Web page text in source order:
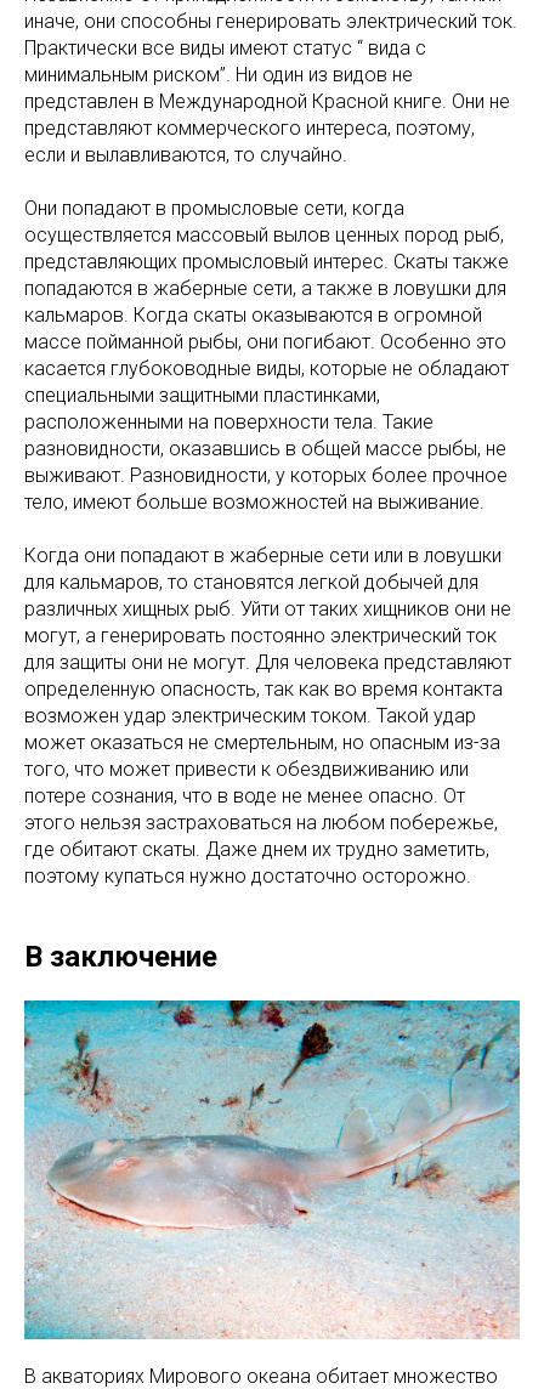
иначе, они способны генерировать электрический ток.
Практически все виды имеют статус “ вида с
минимальным риском”. Ни один из видов не
представлен в Международной Красной книге. Они не
представляют коммерческого интереса, поэтому,
если и вылавливаются, то случайно.
Они попадают в промысловые сети, когда
осуществляется массовый вылов ценных пород рыб,
представляющих промысловый интерес. Скаты также
попадаются в жаберные сети, а также в ловушки для
кальмаров. Когда скаты оказываются в огромной
массе пойманной рыбы, они погибают. Особенно это
касается глубоководные виды, которые не обладают
специальными защитными пластинками,
расположенными на поверхности тела. Такие
разновидности, оказавшись в общей массе рыбы, не
выживают. Разновидности, у которых более прочное
тело, имеют больше возможностей на выживание.
Когда они попадают в жаберные сети или в ловушки
для кальмаров, то становятся легкой добычей для
различных хищных рыб. Уйти от таких хищников они не
могут, а генерировать постоянно электрический ток
для защиты они не могут. Для человека представляют
определенную опасность, так как во время контакта
возможен удар электрическим током. Такой удар
может оказаться не смертельным, но опасным из-за
того, что может привести к обездвиживанию или
потере сознания, что в воде не менее опасно. От
этого нельзя застраховаться на любом побережье,
где обитают скаты. Даже днем их трудно заметить,
поэтому купаться нужно достаточно осторожно.
В заключение
В акваториях Мирового океана обитает множество